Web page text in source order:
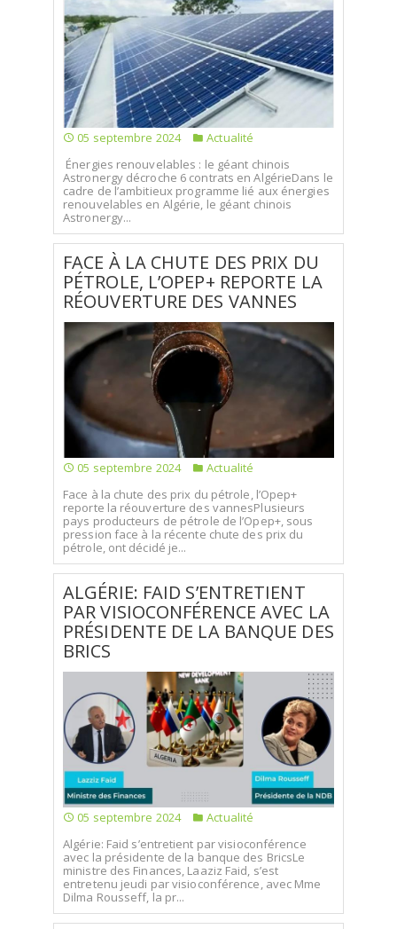
05 septembre 2024
Actualité
Énergies renouvelables : le géant chinois
Astronergy décroche 6 contrats en AlgérieDans le
cadre de l’ambitieux programme lié aux énergies
renouvelables en Algérie, le géant chinois
Astronergy...
FACE À LA CHUTE DES PRIX DU
PÉTROLE, L’OPEP+ REPORTE LA
RÉOUVERTURE DES VANNES
05 septembre 2024
Actualité
Face à la chute des prix du pétrole, l’Opep+
reporte la réouverture des vannesPlusieurs
pays producteurs de pétrole de l’Opep+, sous
pression face à la récente chute des prix du
pétrole, ont décidé je...
ALGÉRIE: FAID S’ENTRETIENT
PAR VISIOCONFÉRENCE AVEC LA
PRÉSIDENTE DE LA BANQUE DES
BRICS
05 septembre 2024
Actualité
Algérie: Faid s’entretient par visioconférence
avec la présidente de la banque des BricsLe
ministre des Finances, Laaziz Faid, s’est
entretenu jeudi par visioconférence, avec Mme
Dilma Rousseff, la pr...